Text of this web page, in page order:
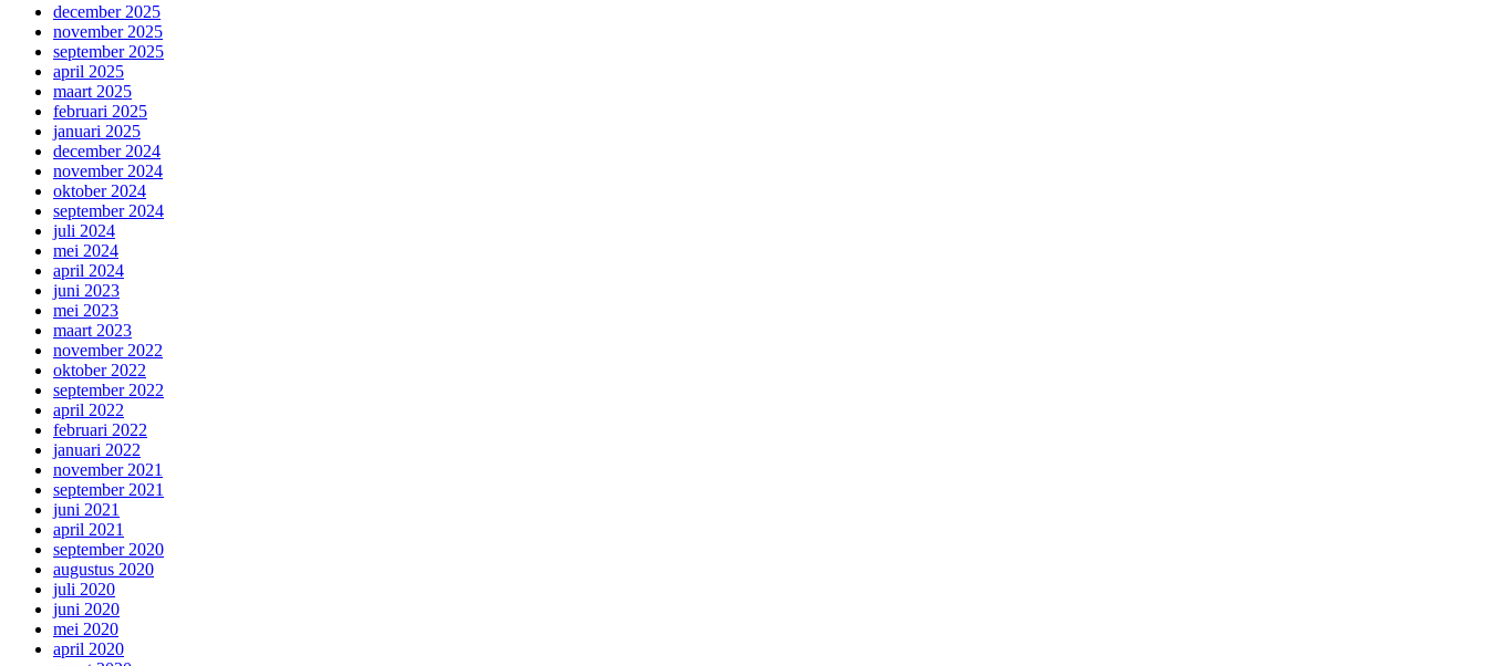
december 2025
november 2025
september 2025
april 2025
maart 2025
februari 2025
januari 2025
december 2024
november 2024
oktober 2024
september 2024
juli 2024
mei 2024
april 2024
juni 2023
mei 2023
maart 2023
november 2022
oktober 2022
september 2022
april 2022
februari 2022
januari 2022
november 2021
september 2021
juni 2021
april 2021
september 2020
augustus 2020
juli 2020
juni 2020
mei 2020
april 2020